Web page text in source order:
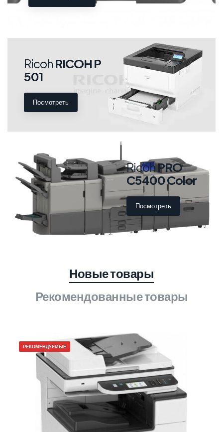
Ricoh RICOH P
501
Посмотреть
RicohPRO
C5400 Color
Посмотреть
Новые товары
Рекомендованные товары
РЕКОМЕНДУЕМЫЕ